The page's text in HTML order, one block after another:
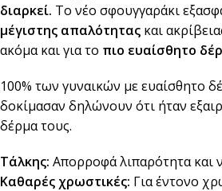
διαρκεί. Το νέo σφουγγαράκι
μέγιστης απαλότητας και
ακόμα και για το πιο ευαίσθητο
100% των γυναικών με ευαίσθητο
δοκίμασαν δηλώνουν ότι ήταν
δέρμα τους.
Τάλκης: Απορροφά λιπαρότητα και
Καθαρές χρωστικές: Για έντονο